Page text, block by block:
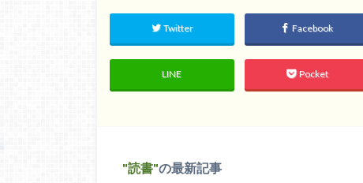
Twitter Facebook
LINE Pocket
読書 の最新記事